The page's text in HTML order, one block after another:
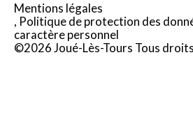
Mentions légales
Politique de protection des
caractère personnel
©2026 Joué-Lès-Tours Tous